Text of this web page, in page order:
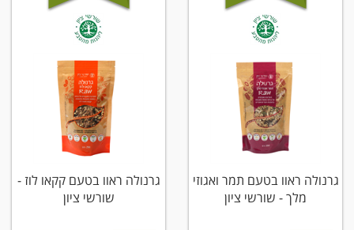
גרנולה ראוו בטעם תמר ואגוזי
מלך - שורשי ציון
גרנולה ראוו בטעם קקאו לוז -
שורשי ציון